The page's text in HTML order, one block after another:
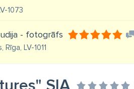
1073
- fotogrāfs
LV-1011